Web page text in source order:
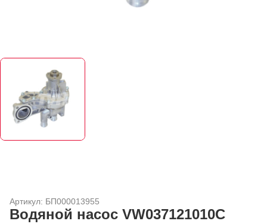
Артикул: БП000013955
Водяной насос VW037121010C